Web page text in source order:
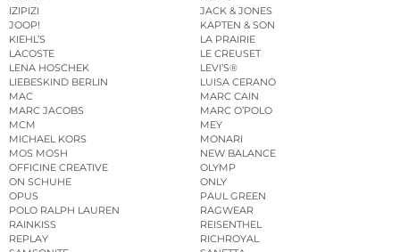
IZIPIZI
JACK & JONES
JOOP!
KAPTEN & SON
KIEHL’S
LA PRAIRIE
LACOSTE
LE CREUSET
LENA HOSCHEK
LEVI’S®
LIEBESKIND BERLIN
LUISA CERANO
MAC
MARC CAIN
MARC JACOBS
MARC O’POLO
MCM
MEY
MICHAEL KORS
MONARI
MOS MOSH
NEW BALANCE
OFFICINE CREATIVE
OLYMP
ON SCHUHE
ONLY
OPUS
PAUL GREEN
POLO RALPH LAUREN
RAGWEAR
RAINKISS
REISENTHEL
REPLAY
RICHROYAL